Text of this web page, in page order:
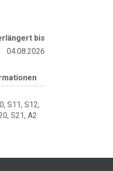
bis
04.08.2026
S11, S12,
S21, A2